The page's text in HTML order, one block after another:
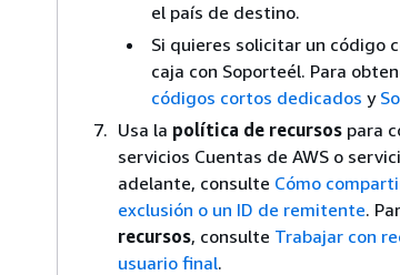
el país de destino.
Si quieres solicitar un código
caja con Soporteél. Para
códigos cortos dedicados y
Usa la política de recursos para
servicios Cuentas de AWS o
adelante, consulte Cómo
exclusión o un ID de remitente.
recursos, consulte Trabajar con
usuario final.